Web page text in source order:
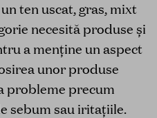
ten uscat, gras, mixt
necesită produse și
a menține un aspect
unor produse
probleme precum
sebum sau iritațiile.